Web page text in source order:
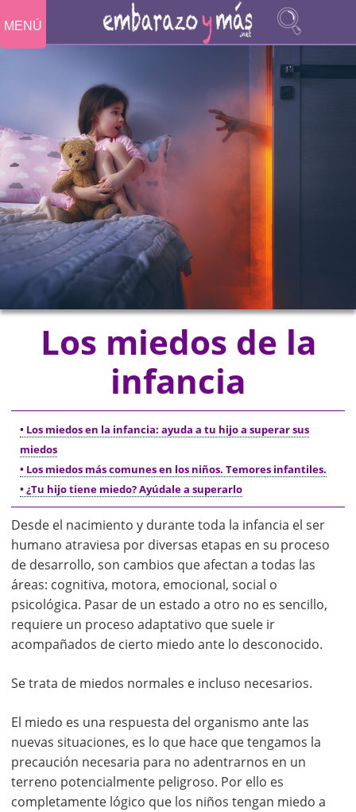
MENÚ
Los miedos de la
infancia
• Los miedos en la infancia: ayuda a tu hijo a superar sus
miedos
• Los miedos más comunes en los niños. Temores infantiles.
• ¿Tu hijo tiene miedo? Ayúdale a superarlo
Desde el nacimiento y durante toda la infancia el ser
humano atraviesa por diversas etapas en su proceso
de desarrollo, son cambios que afectan a todas las
áreas: cognitiva, motora, emocional, social o
psicológica. Pasar de un estado a otro no es sencillo,
requiere un proceso adaptativo que suele ir
acompañados de cierto miedo ante lo desconocido.
Se trata de miedos normales e incluso necesarios.
El miedo es una respuesta del organismo ante las
nuevas situaciones, es lo que hace que tengamos la
precaución necesaria para no adentrarnos en un
terreno potencialmente peligroso. Por ello es
completamente lógico que los niños tengan miedo a